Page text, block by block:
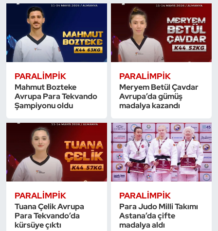
PARALIMPIK
Mahmut Bozteke
Avrupa Para Tekvando
Şampiyonu oldu
PARALIMPIK
Meryem Betül Çavdar
Avrupa’da gümüş
madalya kazandı
PARALIMPIK
Tuana Çelik Avrupa
Para Tekvando’da
kürsüye çıktı
PARALIMPIK
Para Judo Milli Takımı
Astana’da çifte
madalya aldı
Dans Sporları
Dövüş Sanatı
Eskrim
Futsal
Genel
Golf
Güreş